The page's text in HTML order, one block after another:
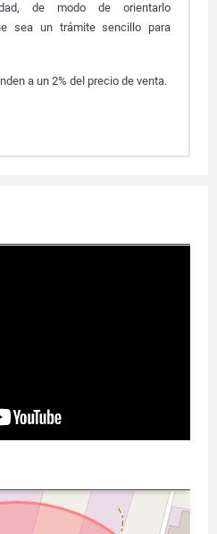
de modo de orientarlo
sea un trámite sencillo para
a un 2% del precio de venta.